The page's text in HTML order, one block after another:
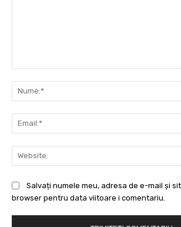
Salvați numele meu, adresa de e-mail și
browser pentru data viitoare i comentariu.